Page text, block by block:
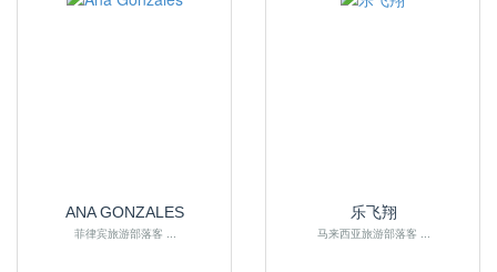
ANA GONZALES
菲律宾旅游部落客 ...
乐飞翔
马来西亚旅游部落客 ...